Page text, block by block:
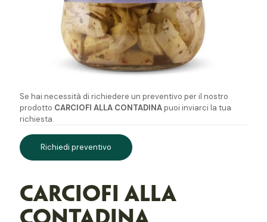
Se hai necessità di richiedere un preventivo per il nostro
prodotto CARCIOFI ALLA CONTADINApuoi inviarci la tua
richiesta.
Richiedi preventivo
CARCIOFI ALLA